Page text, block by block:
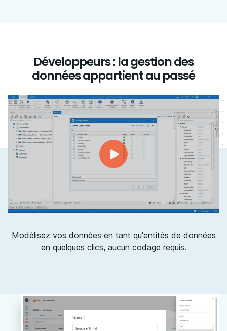
Développeurs : la gestion des
données appartient au passé
Modélisez vos données en tant qu'entités de données
en quelques clics, aucun codage requis.